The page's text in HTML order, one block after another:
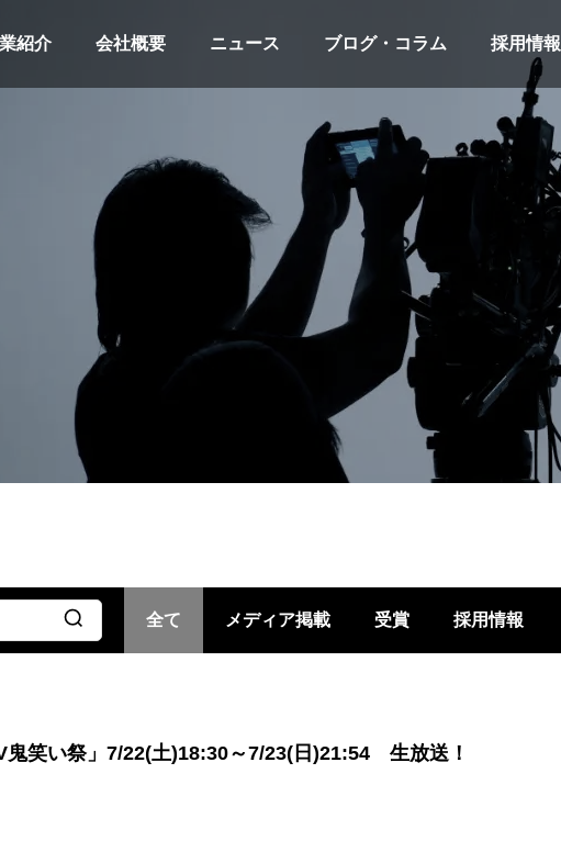
紹介 会社概要 ニュース ブログ・コラム 採用情報
全て メディア掲載 受賞 採用情報
鬼笑い祭」7/22(土)18:30～7/23(日)21:54 生放送！